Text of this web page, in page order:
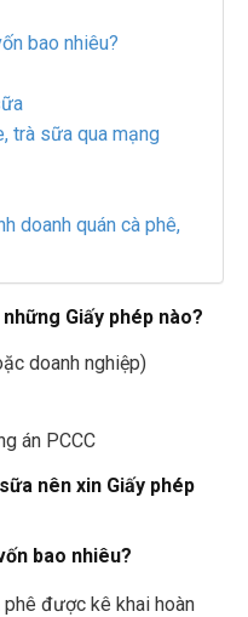
bao nhiêu?
trà sữa qua mạng
doanh quán cà phê,
Giấy phép nào?
doanh nghiệp)
án PCCC
nên xin Giấy phép
bao nhiêu?
được kê khai hoàn